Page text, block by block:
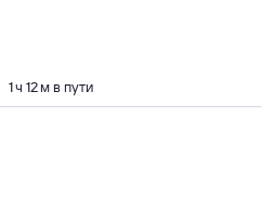
1 ч 12 м в пути